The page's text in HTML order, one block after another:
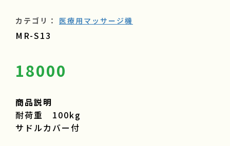
カテゴリ： 医療用マッサージ機
MR-S13
18000
商品説明
耐荷重 100kg
サドルカバー付